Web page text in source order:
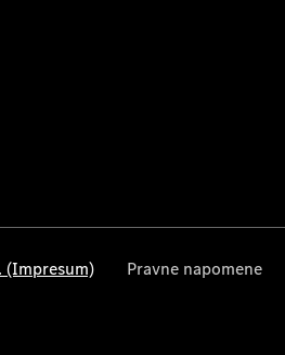
(Impresum) Pravne napomene